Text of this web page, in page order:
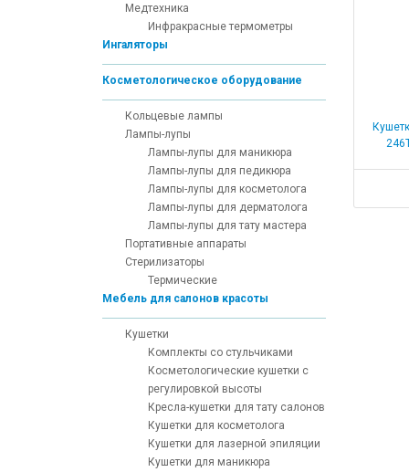
Медтехника
Инфракрасные термометры
Ингаляторы
Косметологическое оборудование
Кольцевые лампы
Лампы-лупы
Лампы-лупы для маникюра
Лампы-лупы для педикюра
Лампы-лупы для косметолога
Лампы-лупы для дерматолога
Лампы-лупы для тату мастера
Портативные аппараты
Стерилизаторы
Термические
Мебель для салонов красоты
Кушетки
Комплекты со стульчиками
Косметологические кушетки с
регулировкой высоты
Кресла-кушетки для тату салонов
Кушетки для косметолога
Кушетки для лазерной эпиляции
Кушетки для маникюра